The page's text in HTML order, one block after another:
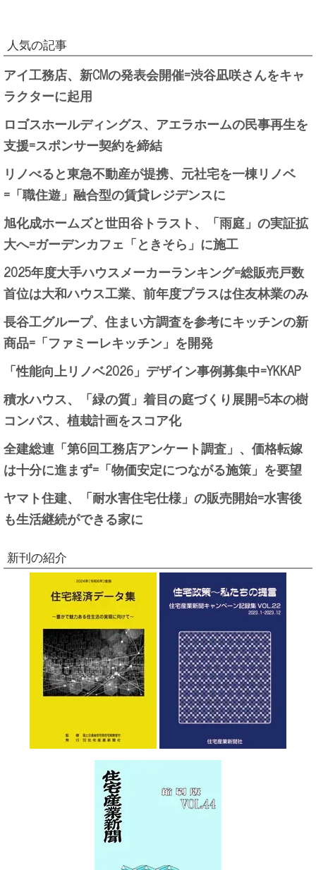
人気の記事
アイ工務店、新CMの発表会開催=渋谷凪咲さんをキャ
ラクターに起用
ロゴスホールディングス、アエラホームの民事再生を
支援=スポンサー契約を締結
リノべると東急不動産が提携、元社宅を一棟リノベ
=「職住遊」融合型の賃貸レジデンスに
旭化成ホームズと世田谷トラスト、「雨庭」の実証拡
大へ=ガーデンカフェ「ときそら」に施工
2025年度大手ハウスメーカーランキング=総販売戸数
首位は大和ハウス工業、前年度プラスは住友林業のみ
長谷工グループ、住まい方調査を参考にキッチンの新
商品=「ファミーレキッチン」を開発
「性能向上リノベ2026」デザイン事例募集中=YKKAP
積水ハウス、「緑の質」着目の庭づくり展開=5本の樹
コンパス、植栽計画をスコア化
全建総連「第6回工務店アンケート調査」、価格転嫁
は十分に進まず=「物価安定につながる施策」を要望
ヤマト住建、「耐水害住宅仕様」の販売開始=水害後
も生活継続ができる家に
新刊の紹介